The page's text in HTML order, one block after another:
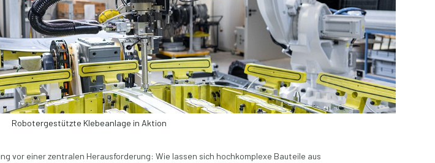
Robotergestützte Klebeanlage in Aktion
vor einer zentralen Herausforderung: Wie lassen sich hochkomplexe Bauteile aus